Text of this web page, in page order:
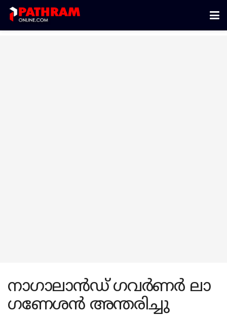
നാഗാലാൻഡ് ഗവർണർ ലാ
ഗണേശൻ അന്തരിച്ചു